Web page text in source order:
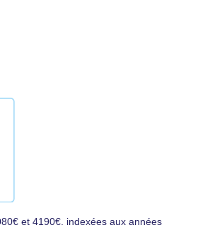
et 4190€. indexées aux années